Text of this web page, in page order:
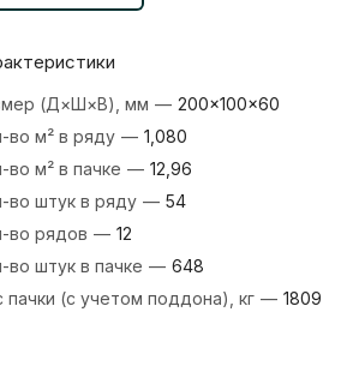
(Д×Ш×В), мм — 200×100×60
во м² в ряду — 1,080
во м² в пачке — 12,96
во штук в ряду — 54
во рядов — 12
во штук в пачке — 648
пачки (с учетом поддона), кг — 1809